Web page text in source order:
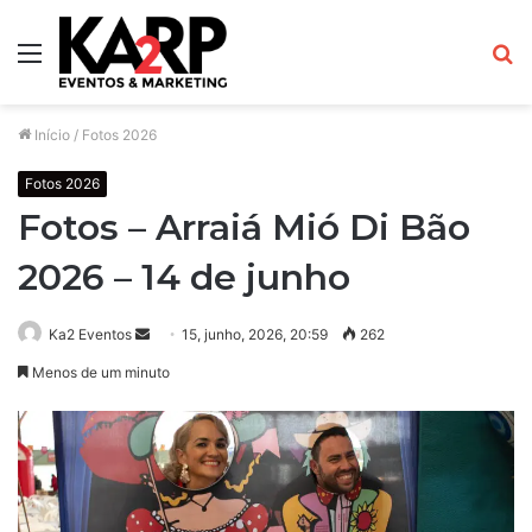
Menu
Início / Fotos 2026
Fotos 2026
Fotos – Arraiá Mió Di Bão
2026 – 14 de junho
Ka2 Eventos
d
e
u
m
15, junho, 2026, 20:59 262
Menos de um minuto